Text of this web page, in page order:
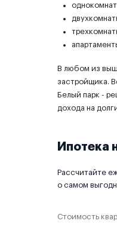
В любом из
застройщика.
Белый парк -
дохода на
Ипотека
Рассчитайте
о самом
Стоимость